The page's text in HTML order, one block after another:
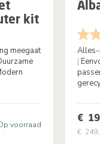
kit
meegaat
voorraad
|
€
€